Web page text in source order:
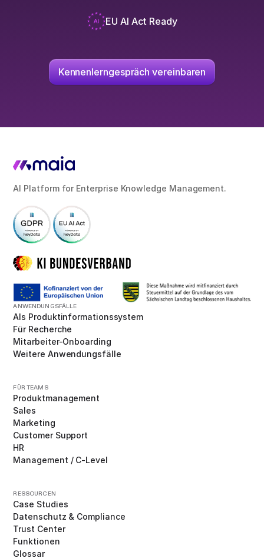
EU AI Act Ready
Kennenlerngespräch vereinbaren
AI Platform for Enterprise Knowledge Management.
ANWENDUNGSFÄLLE
Als Produktinformationssystem
Für Recherche
Mitarbeiter-Onboarding
Weitere Anwendungsfälle
FÜR TEAMS
Produktmanagement
Sales
Marketing
Customer Support
HR
Management / C-Level
RESSOURCEN
Case Studies
Datenschutz & Compliance
Trust Center
Funktionen
Glossar